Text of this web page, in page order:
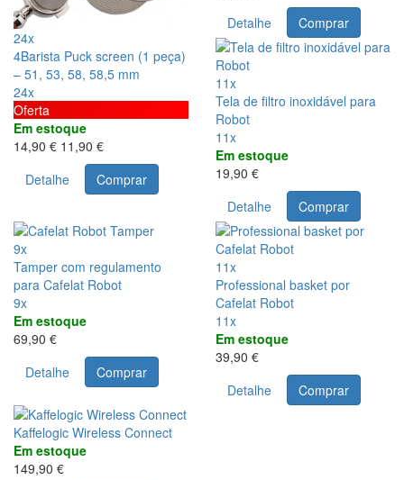
24x
4Barista Puck screen (1 peça)
– 51, 53, 58, 58,5 mm
24x
Oferta
Em estoque
14,90 € 11,90 €
Detalhe
Comprar
Detalhe
Comprar
11x
Tela de filtro inoxidável para
Robot
11x
Em estoque
19,90 €
Detalhe
Comprar
9x
Tamper com regulamento
para Cafelat Robot
9x
Em estoque
69,90 €
Detalhe
Comprar
11x
Professional basket por
Cafelat Robot
11x
Em estoque
39,90 €
Detalhe
Comprar
Kaffelogic Wireless Connect
Em estoque
149,90 €